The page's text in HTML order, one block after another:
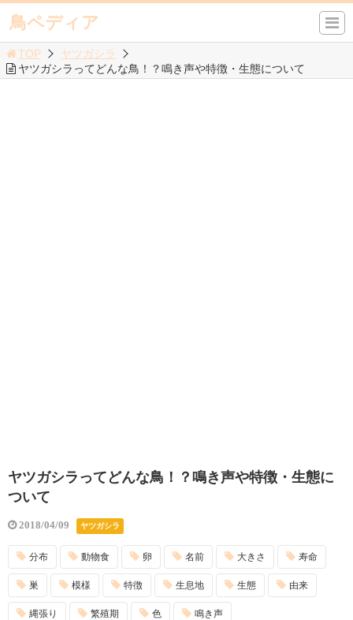
鳥ペディア
TOP
ヤツガシラ
ヤツガシラってどんな鳥！？鳴き声や特徴・生態について
ヤツガシラってどんな鳥！？鳴き声や特徴・生態に
ついて
2018/04/09 ヤツガシラ
分布 動物食 卵 名前 大きさ 寿命
巣 模様 特徴 生息地 生態 由来
縄張り 繁殖期 色 鳴き声